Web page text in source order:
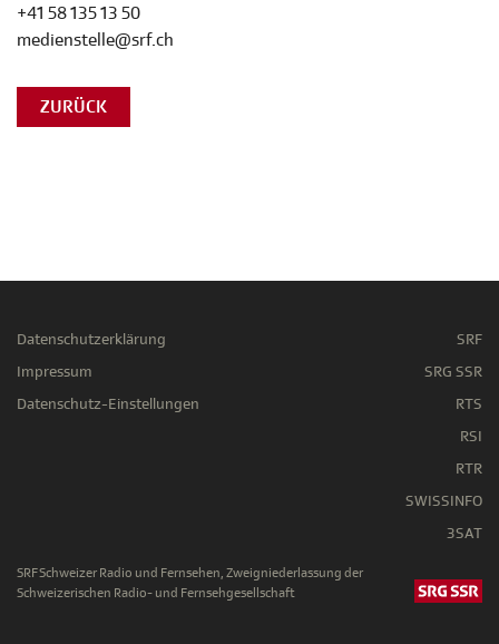
+41 58 135 13 50
medienstelle@srf.ch
ZURÜCK
Datenschutzerklärung
Impressum
Datenschutz-Einstellungen
SRF
SRG SSR
RTS
RSI
RTR
SWISSINFO
3SAT
SRF Schweizer Radio und Fernsehen, Zweigniederlassung der
Schweizerischen Radio- und Fernsehgesellschaft